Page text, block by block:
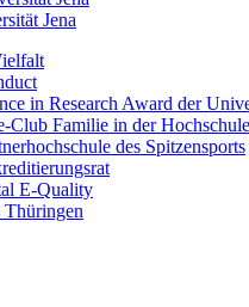
Jena
in Research Award der
Club Familie in der Hochschule
des Spitzensports
E-Quality
Thüringen